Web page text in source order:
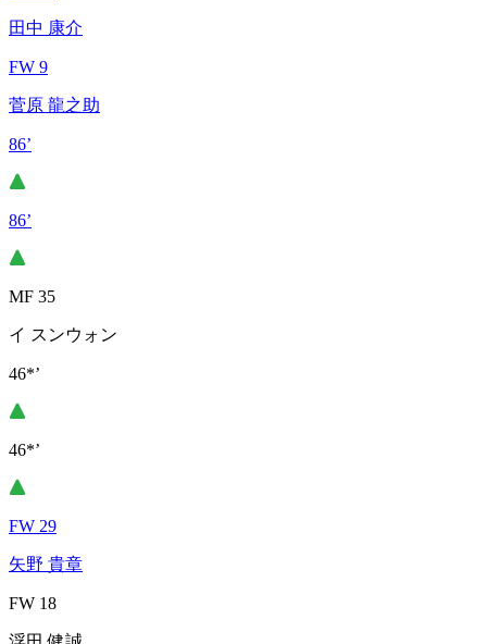
田中 康介
FW 9
菅原 龍之助
86’
86’
MF 35
イ スンウォン
46*’
46*’
FW 29
矢野 貴章
FW 18